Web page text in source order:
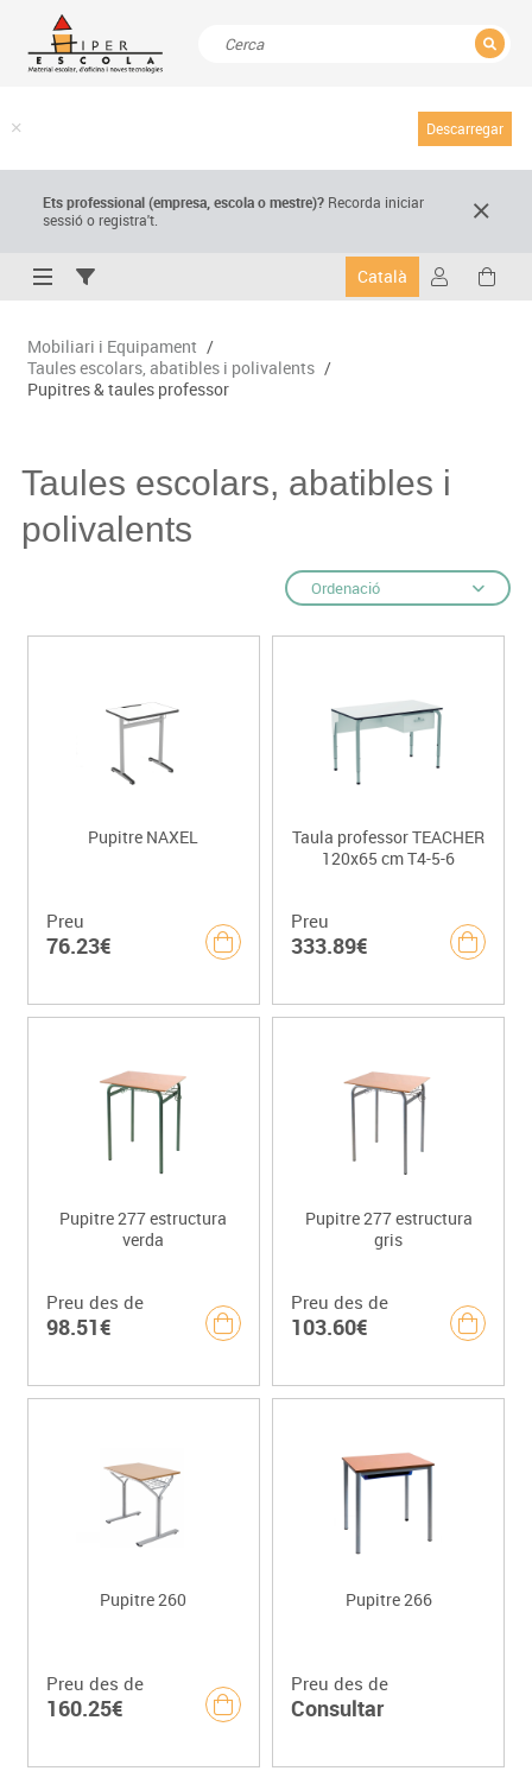
Descarregar
Ets professional (empresa,escola o mestre)? Recorda iniciar
sessió o registra't.
Català
Mobiliari i Equipament /
Taules escolars, abatibles i polivalents /
Pupitres & taules professor
Taules escolars, abatibles i
polivalents
Ordenació
Pupitre NAXEL
Preu
76.23€
Taula professor TEACHER
120x65 cm T4-5-6
Preu
333.89€
Pupitre 277 estructura
verda
Preu des de
98.51€
Pupitre 277 estructura
gris
Preu des de
103.60€
Pupitre 260
Preu des de
160.25€
Pupitre 266
Preu des de
Consultar